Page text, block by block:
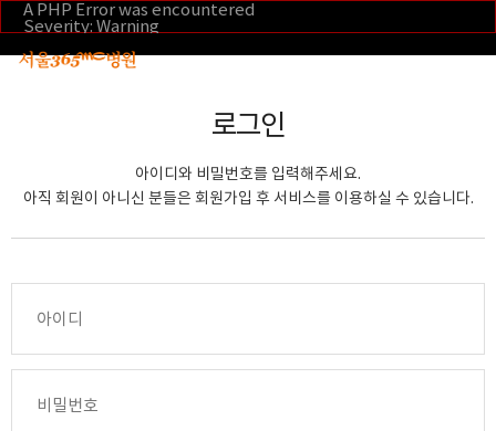
A PHP Error was encountered
Severity: Warning
Filename: _inc/header_body.php
Line Number: 108
/home/suction/public_html/application/views/mobile/
/home/suction/public_html/application/views/mobile/
Line: 295
File:
Function: view
File:
/home/suction/public_html/application/controllers/
Function: view_print
File: /home/suction/public_html/index.php
Function: require_once
본문 바로가기
로그인
아이디와 비밀번호를 입력해주세요.
아직 회원이 아니신 분들은 회원가입 후 서비스를 이용하실 수 있습니다.